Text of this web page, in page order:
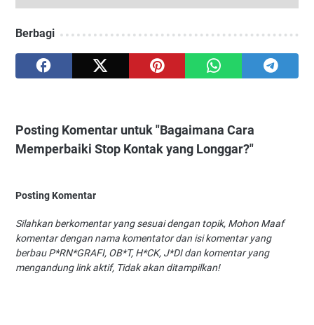
Berbagi
Posting Komentar untuk "Bagaimana Cara
Memperbaiki Stop Kontak yang Longgar?"
Posting Komentar
Silahkan berkomentar yang sesuai dengan topik, Mohon Maaf
komentar dengan nama komentator dan isi komentar yang
berbau P*RN*GRAFI, OB*T, H*CK, J*DI dan komentar yang
mengandung link aktif, Tidak akan ditampilkan!